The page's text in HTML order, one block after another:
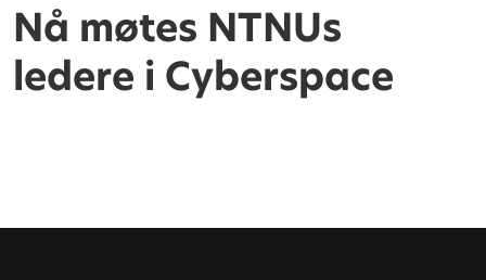
Nå møtes NTNUs
ledere i Cyberspace